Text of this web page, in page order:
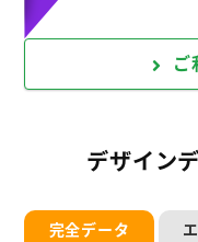
ご
デザイン
完全データ